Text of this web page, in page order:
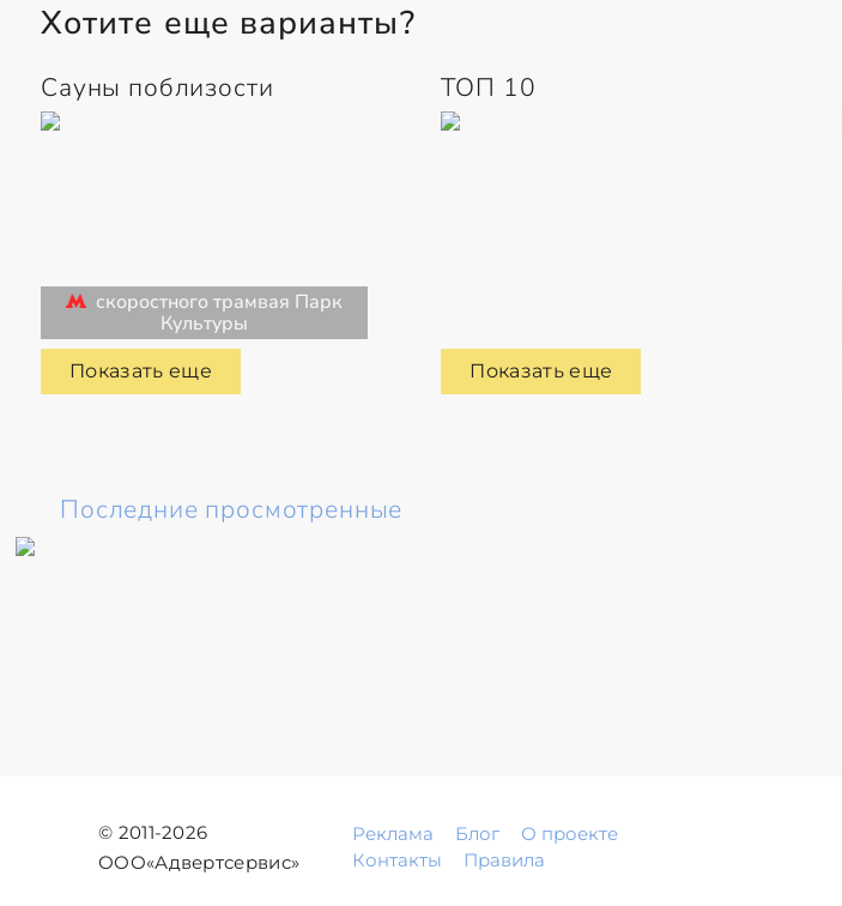
Хотите еще варианты?
Сауны поблизости
скоростного трамвая Парк
Культуры
Показать еще
ТОП 10
Показать еще
Последние просмотренные
© 2011-2026
ООО«Адвертсервис»
Реклама Блог
О проекте
Контакты
Правила